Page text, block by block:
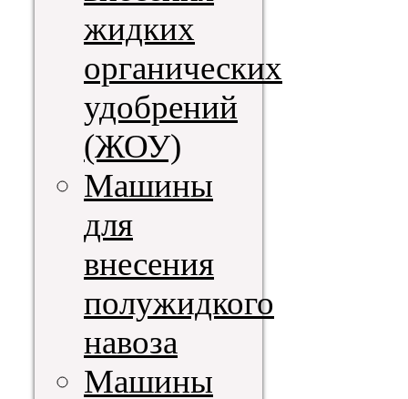
жидких
органических
удобрений
(ЖОУ)
Машины
для
внесения
полужидкого
навоза
Машины